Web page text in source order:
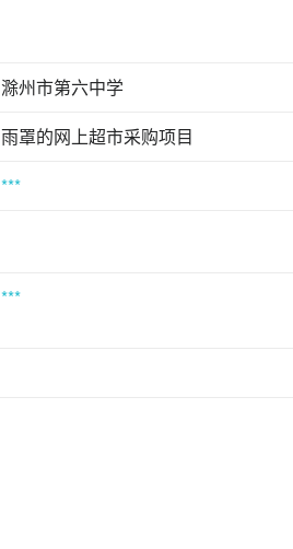
滁州市第六中学
雨罩的网上超市采购项目
***
***